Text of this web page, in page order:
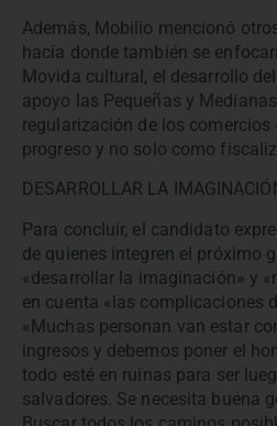
Además, Mobilio mencionó
hacía donde también se
Movida cultural, el desarrollo
apoyo las Pequeñas y
regularización de los
progreso y no solo como
DESARROLLAR LA
Para concluir, el candidato
de quienes integren el próximo
«desarrollar la imaginación» y
en cuenta «las complicaciones
«Muchas personan van estar
ingresos y debemos poner el
todo esté en ruinas para ser
salvadores. Se necesita buena